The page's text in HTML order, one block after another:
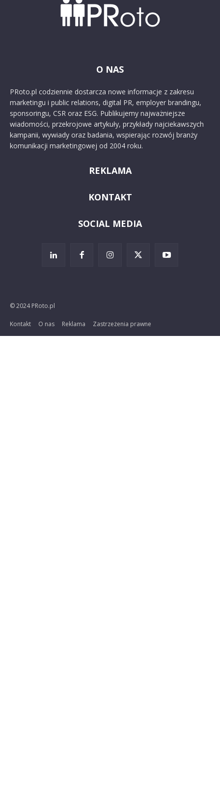
O NAS
PRoto.pl codziennie dostarcza nowe informacje z zakresu
marketingu i public relations, digital PR, employer brandingu,
sponsoringu, CSR oraz ESG. Publikujemy najważniejsze
wiadomości, przekrojowe artykuły, przykłady najciekawszych
kampanii, wywiady oraz badania, wspierając rozwój branży
komunikacji marketingowej od 2004 roku.
REKLAMA
KONTAKT
SOCIAL MEDIA
© 2024 PRoto.pl
Kontakt O nas Reklama Zastrzeżenia prawne